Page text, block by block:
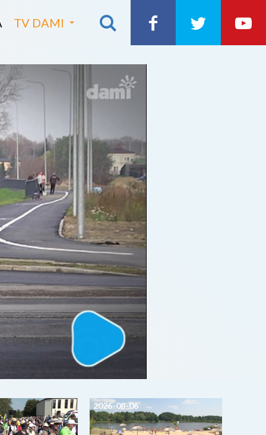
TV DAMI
2026-08-06